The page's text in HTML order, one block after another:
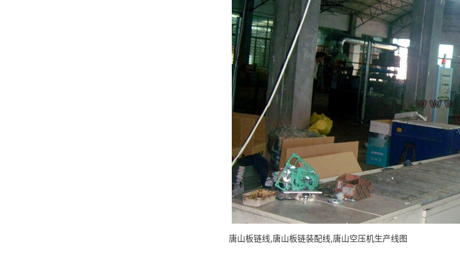
唐山板链线,唐山板链装配线,唐山空压机生产线图